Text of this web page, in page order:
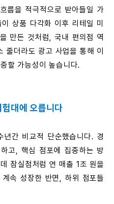
름을 적극적으로 받아들일 가
상품 다각화 이후 리테일 미
만든 것처럼, 국내 편의점 역
줄더라도 광고 사업을 통해 이
할 가능성이 높습니다.
대에 오릅니다
간 비교적 단순했습니다. 경
고, 핵심 점포에 집중하는 방
잠실점처럼 연 매출 1조 원을
속 성장한 반면, 하위 점포들